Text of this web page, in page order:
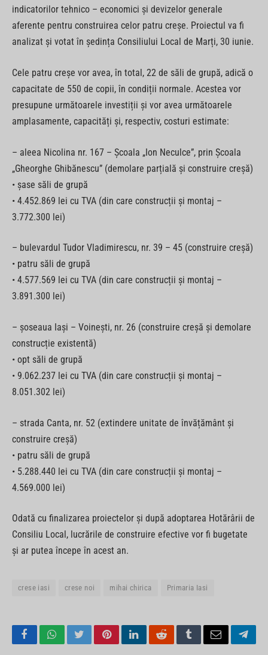
indicatorilor tehnico – economici și devizelor generale
aferente pentru construirea celor patru creșe. Proiectul va fi
analizat și votat în ședința Consiliului Local de Marți, 30 iunie.
Cele patru creșe vor avea, în total, 22 de săli de grupă, adică o
capacitate de 550 de copii, în condiții normale. Acestea vor
presupune următoarele investiții și vor avea următoarele
amplasamente, capacități și, respectiv, costuri estimate:
– aleea Nicolina nr. 167 – Școala „Ion Neculce”, prin Școala
„Gheorghe Ghibănescu” (demolare parțială și construire creșă)
• șase săli de grupă
• 4.452.869 lei cu TVA (din care construcții și montaj –
3.772.300 lei)
– bulevardul Tudor Vladimirescu, nr. 39 – 45 (construire creșă)
• patru săli de grupă
• 4.577.569 lei cu TVA (din care construcții și montaj –
3.891.300 lei)
– șoseaua Iași – Voinești, nr. 26 (construire creșă și demolare
construcție existentă)
• opt săli de grupă
• 9.062.237 lei cu TVA (din care construcții și montaj –
8.051.302 lei)
– strada Canta, nr. 52 (extindere unitate de învățământ și
construire creșă)
• patru săli de grupă
• 5.288.440 lei cu TVA (din care construcții și montaj –
4.569.000 lei)
Odată cu finalizarea proiectelor și după adoptarea Hotărârii de
Consiliu Local, lucrările de construire efective vor fi bugetate
și ar putea începe în acest an.
crese iasi crese noi mihai chirica Primaria Iasi
FacebookWhatsApp
TwitterPinterestLinkedInRedditTumblrEmail